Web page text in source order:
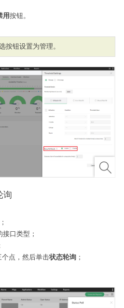
用按钮。
按钮设置为管理。
询
；
口类型；
个点，然后单击状态轮询；